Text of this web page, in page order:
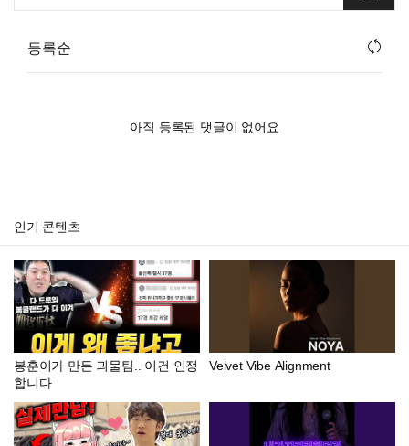
등록순
아직 등록된 댓글이 없어요
인기 콘텐츠
봉훈이가 만든 괴물팀.. 이건 인정
합니다
Velvet Vibe Alignment